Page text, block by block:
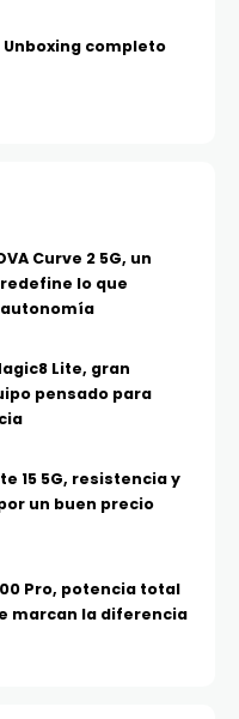
Unboxing completo
Curve 2 5G, un
lo que
Lite, gran
pensado para
15 5G, resistencia y
un buen precio
Pro, potencia total
marcan la diferencia